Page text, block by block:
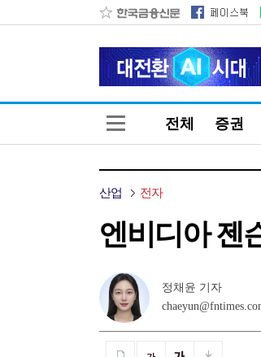
전체 증권
산업 전자
엔비디아 젠
정채윤 기자